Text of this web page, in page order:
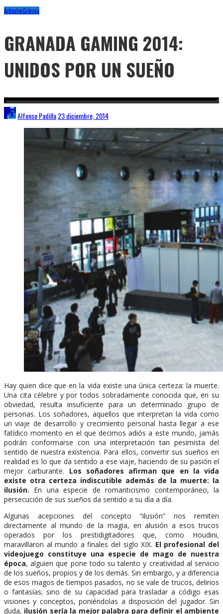
ArtículosCrónica
GRANADA GAMING 2014:
UNIDOS POR UN SUEÑO
Alfonso Padilla23 diciembre, 2014
Hay quien dice que en la vida existe una única certeza: la muerte.
Una cita célebre y por todos sobradamente conocida que, en su
obviedad, resulta insuficiente para un determinado grupo de
personas. Los soñadores, aquellos que interpretan la vida como
un viaje de desarrollo y crecimiento personal hasta llegar a ese
fatídico momento en el que decimos adiós a este mundo, jamás
podrán conformarse con una interpretación tan pesimista del
sentido de nuestra existencia. Para ellos, convertir sus sueños en
realidad es lo que da sentido a ese viaje, haciendo de su pasión el
mejor carburante. Los soñadores afirman que en la vida
existe otra certeza indiscutible además de la muerte: la
ilusión. En una especie de romanticismo contemporáneo, la
persecución de sus sueños da sentido a su día a día.
Algunas acepciones del concepto “ilusión” nos remiten
directamente al mundo de la magia, en alusión a esos trucos
operados por los prestidigitadores que, como Houdini,
maravillaron al mundo a finales del siglo XIX. El profesional del
videojuego constituye una especie de mago de nuestra
época, alguien que pone todo su talento y creatividad al servicio
de los sueños, propios y de los demás. Sin embargo, y a diferencia
de esos magos de tiempos pasados, no se vale de trucos, delirios
o fantasías; sino de su capacidad para trasladar a código esas
visiones y conceptos, poniéndolas a disposición del jugador. Sin
duda, ilusión sería la mejor palabra para definir el ambiente